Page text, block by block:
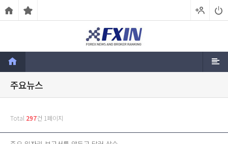
주요뉴스
Total 297건 1페이지